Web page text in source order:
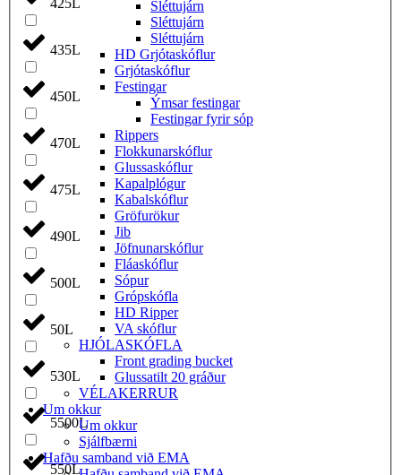
425L
435L
450L
470L
475L
490L
500L
50L
530L
5500L
550L
Sléttujárn
Sléttujárn
Sléttujárn
HD Grjótaskóflur
Grjótaskóflur
Festingar
Ýmsar festingar
Festingar fyrir sóp
Rippers
Flokkunarskóflur
Glussaskóflur
Kapalplógur
Kabalskóflur
Gröfurökur
Jib
Jöfnunarskóflur
Fláaskóflur
Sópur
Grópskófla
HD Ripper
VA skóflur
HJÓLASKÓFLA
Front grading bucket
Glussatilt 20 gráður
VÉLAKERRUR
Um okkur
Um okkur
Sjálfbærni
Hafðu samband við EMA